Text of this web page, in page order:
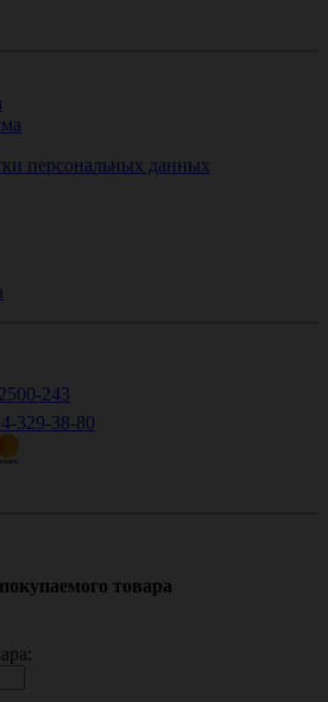
персональных данных
243
329-38-80
товара